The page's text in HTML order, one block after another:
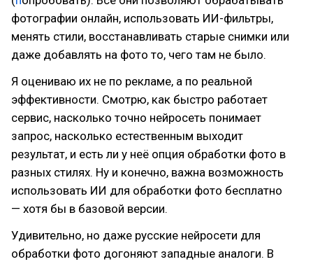
фотографии онлайн, использовать ИИ-фильтры,
менять стили, восстанавливать старые снимки или
даже добавлять на фото то, чего там не было.
Я оцениваю их не по рекламе, а по реальной
эффективности. Смотрю, как быстро работает
сервис, насколько точно нейросеть понимает
запрос, насколько естественным выходит
результат, и есть ли у неё опция обработки фото в
разных стилях. Ну и конечно, важна возможность
использовать ИИ для обработки фото бесплатно
— хотя бы в базовой версии.
Удивительно, но даже русские нейросети для
обработки фото догоняют западные аналоги. В